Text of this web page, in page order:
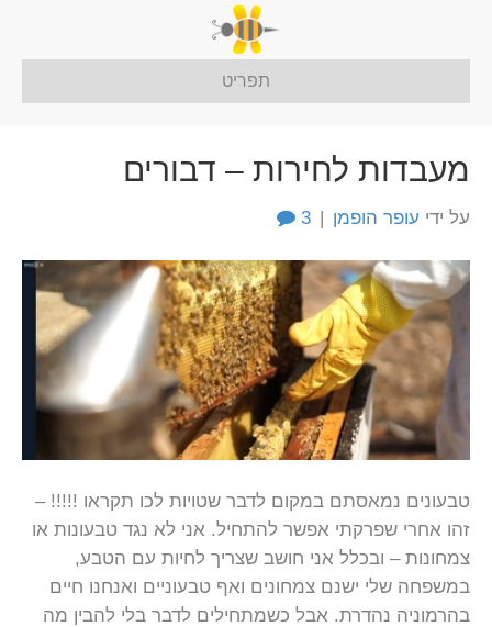
תפריט
מעבדות לחירות – דבורים
על ידי עופר הופמן 3
טבעונים נמאסתם במקום לדבר שטויות לכו תקראו !!!!! –
זהו אחרי שפרקתי אפשר להתחיל. אני לא נגד טבעונות או
צמחונות – ובכלל אני חושב שצריך לחיות עם הטבע,
במשפחה שלי ישנם צמחונים ואף טבעוניים ואנחנו חיים
בהרמוניה נהדרת. אבל כשמתחילים לדבר בלי להבין מה